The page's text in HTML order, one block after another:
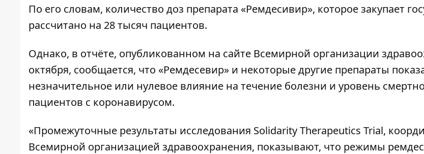
По его словам, количество доз препарата «Ремдесивир», которое закупает
рассчитано на 28 тысяч пациентов.
Однако, в отчёте, опубликованном на сайте Всемирной организации
октября, сообщается, что «Ремдесевир» и некоторые другие препараты
незначительное или нулевое влияние на течение болезни и уровень
пациентов с коронавирусом.
«Промежуточные результаты исследования Solidarity Therapeutics Trial,
Всемирной организацией здравоохранения, показывают, что режимы